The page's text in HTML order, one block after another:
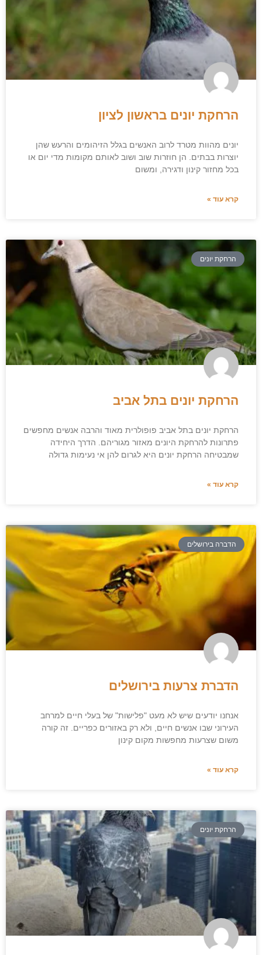
הרחקת יונים בראשון לציון
יונים מהוות מטרד לרוב האנשים בגלל הזיהומים והרעש שהן
יוצרות בבתים. הן חוזרות שוב ושוב לאותם מקומות מדי יום או
בכל מחזור קינון ודגירה, ומשום
קרא עוד »
הרחקת יונים
הרחקת יונים בתל אביב
הרחקת יונים בתל אביב פופולרית מאוד והרבה אנשים מחפשים
פתרונות להרחקת היונים מאזור מגוריהם. הדרך היחידה
שמבטיחה הרחקת יונים היא לגרום להן אי נעימות גדולה
קרא עוד »
הדברה בירושלים
הדברת צרעות בירושלים
אנחנו יודעים שיש לא מעט "פלישות" של בעלי חיים למרחב
העירוני שבו אנשים חיים, ולא רק באזורים כפריים. זה קורה
משום שצרעות מחפשות מקום קינון
קרא עוד »
הרחקת יונים